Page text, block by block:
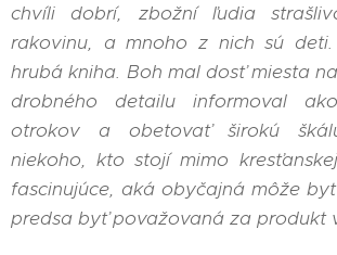
chvíli dobrí, zbožní ľudia
rakovinu, a mnoho z nich sú
hrubá kniha. Boh mal dosť miesta
drobného detailu informoval
otrokov a obetovať širokú
niekoho, kto stojí mimo
fascinujúce, aká obyčajná môže
predsa byť považovaná za produkt